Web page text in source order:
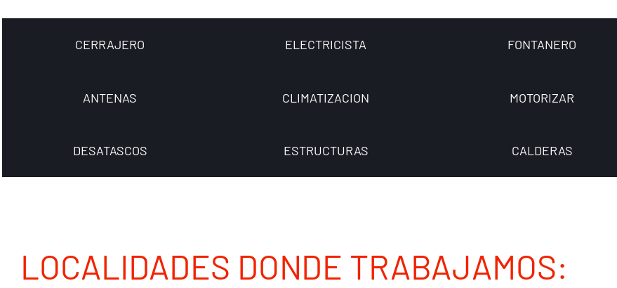
CERRAJERO ELECTRICISTA FONTANERO
ANTENAS CLIMATIZACION MOTORIZAR
DESATASCOS ESTRUCTURAS CALDERAS
LOCALIDADES DONDE TRABAJAMOS: